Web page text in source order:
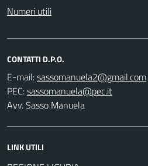
Numeri utili
CONTATTI D.P.O.
E-mail:
PEC:
Avv. Sasso Manuela
LINK UTILI